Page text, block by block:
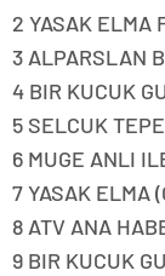
2 YASAK ELMA
3 ALPARSLAN
4 BIR KUCUK
5 SELCUK
6 MUGE ANLI
7 YASAK ELMA
8 ATV ANA
9 BIR KUCUK